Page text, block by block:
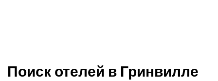
Поиск отелей в Гринвилле